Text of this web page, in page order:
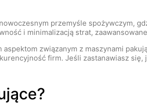
przemyśle spożywczym,
i minimalizacją strat,
związanym z maszynami
firm. Jeśli zastanawiasz